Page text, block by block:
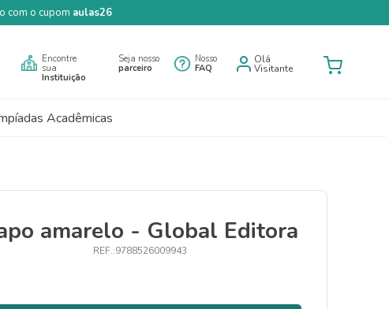
com o cupom aulas26
Encontre
sua
Instituição
Seja nosso
parceiro
Nosso
FAQ
Olá
Visitante
Acadêmicas
amarelo - Global Editora
9788526009943